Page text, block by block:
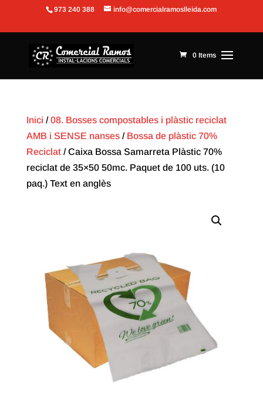
Obre la barra d'eines
973 240 388 info@comercialramoslleida.com
0 Items
Inici /08. Bosses compostables i plàstic reciclat
AMB i SENSE nanses/ Bossa de plàstic 70%
Reciclat/ Caixa Bossa Samarreta Plàstic 70%
reciclat de 35×50 50mc. Paquet de 100 uts. (10
paq.) Text en anglès